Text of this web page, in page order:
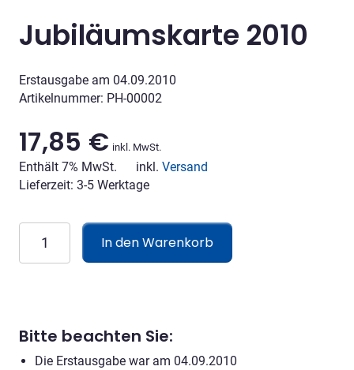
Jubiläumskarte 2010
Erstausgabe am 04.09.2010
Artikelnummer: PH-00002
17,85 € inkl. MwSt.
Enthält 7% MwSt. inkl. Versand
Lieferzeit: 3-5 Werktage
Jubiläumskarte
2010
Menge
In den Warenkorb
Bitte beachten Sie:
Die Erstausgabe war am 04.09.2010